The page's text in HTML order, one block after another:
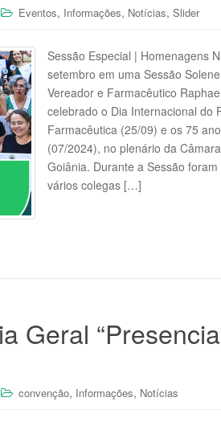
Eventos, Informações, Notícias, Slider
Sessão Especial | Homenagens
setembro em uma Sessão
Vereador e Farmacêutico
celebrado o Dia Internacional do
Farmacêutica (25/09) e os 75
(07/2024), no plenário da
Goiânia. Durante a Sessão
vários colegas […]
Geral
convenção, Informações, Notícias